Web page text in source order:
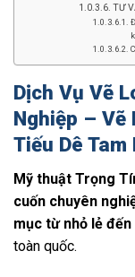
TƯ
Dịch Vụ Vẽ
Nghiệp – Vẽ
Tiếu Dê Tam
Mỹ thuật Trọng
cuốn chuyên
mục từ nhỏ lẻ đến
toàn quốc.